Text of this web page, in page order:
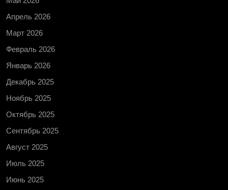
Апрель 2026
Март 2026
Февраль 2026
Январь 2026
Декабрь 2025
Ноябрь 2025
Октябрь 2025
Сентябрь 2025
Август 2025
Июль 2025
Июнь 2025